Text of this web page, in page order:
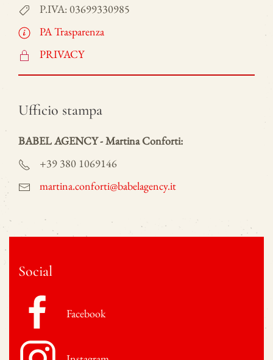
P.IVA: 03699330985
PA Trasparenza
PRIVACY
Ufficio stampa
BABEL AGENCY - Martina Conforti:
+39 380 1069146
martina.conforti@babelagency.it
Social
Facebook